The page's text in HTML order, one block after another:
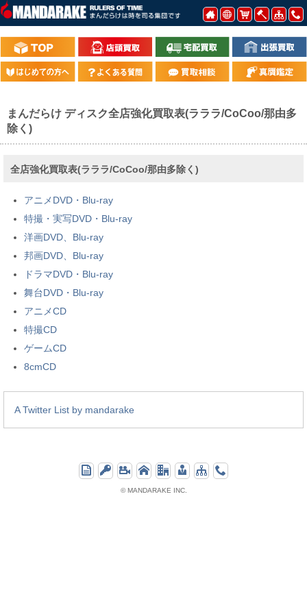
まんだらけ ディスク全店強化買取表(ラララ/CoCoo/那由多
除く)
全店強化買取表(ラララ/CoCoo/那由多除く)
アニメDVD・Blu-ray
特撮・実写DVD・Blu-ray
洋画DVD、Blu-ray
邦画DVD、Blu-ray
ドラマDVD・Blu-ray
舞台DVD・Blu-ray
アニメCD
特撮CD
ゲームCD
8cmCD
A Twitter List by mandarake
© MANDARAKE INC.